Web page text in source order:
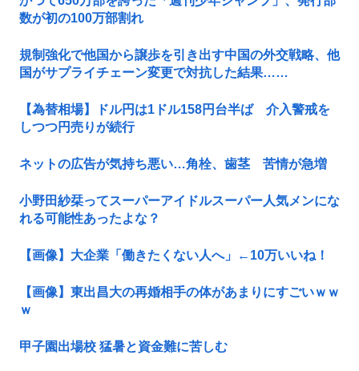
数が初の100万部割れ
規制強化で他国から譲歩を引き出す中国の外交戦略、他
国がサプライチェーン変更で対抗した結果……
【為替相場】ドル円は1ドル158円台半ば 介入警戒を
しつつ円売りが続行
ネットの広告が気持ち悪い…角栓、歯茎 苦情が急増
小野田紗栞ってスーパーアイドルスーパー人気メンにな
れる可能性あったよな？
【画像】大企業「働きたくない人へ」←10万いいね！
【画像】東出昌大の再婚相手の体があまりにすごいｗｗ
ｗ
甲子園出場校 猛暑と資金難に苦しむ